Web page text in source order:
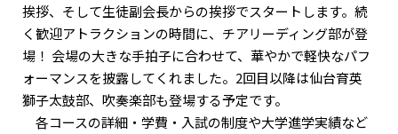
挨拶、そして生徒副会長からの挨拶でスタートします。続
く歓迎アトラクションの時間に、チアリーディング部が登
場！ 会場の大きな手拍子に合わせて、華やかで軽快なパフ
ォーマンスを披露してくれました。2回目以降は仙台育英
獅子太鼓部、吹奏楽部も登場する予定です。
各コースの詳細・学費・入試の制度や大学進学実績など